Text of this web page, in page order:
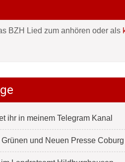
BZH Lied zum anhören oder als
ihr in meinem Telegram Kanal
und Neuen Presse